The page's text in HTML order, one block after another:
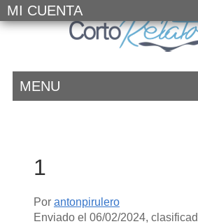
MI CUENTA
MENU
1
Por antonpirulero
Enviado el 06/02/2024,